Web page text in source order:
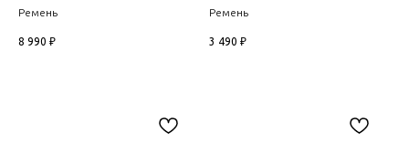
Ремень
8 990 ₽
Ремень
3 490 ₽